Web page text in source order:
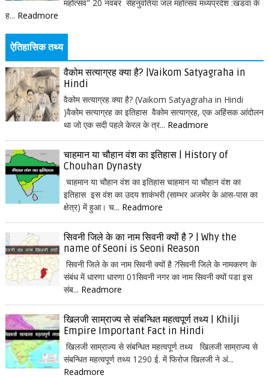
महोत्सव" 20 नवंबर सेहनुवंतिया जल महोत्सव मध्यप्रदेश :खंडवा के
ह... Readmore
ऐतिहासिक तथ्य
वैकोम सत्याग्रह क्या है? |Vaikom Satyagraha in
Hindi
वैकोम सत्याग्रह क्या है? (Vaikom Satyagraha in Hindi
)वैकोम सत्याग्रह का इतिहास वैकोम सत्याग्रह, एक अहिंसक आंदोलन
था जो एक सदी पहले केरल के त्र... Readmore
चाहमान या चौहान वंश का इतिहास | History of
Chouhan Dynasty
चाहमान या चौहान वंश का इतिहास चाहमान या चौहान वंश का
इतिहास इस वंश का उदय शाकंभरी (साम्भर अजमेर के आस-पास का
क्षेत्र) में हुआ। च... Readmore
सिवनी जिले के का नाम सिवनी क्यों है ? | Why the
name of Seoni is Seoni Reason
सिवनी जिले के का नाम सिवनी क्यों है ?सिवनी जिले के नामकरण के
संबंध में धारणा धारणा 01सिवनी नगर का नाम सिवनी क्यों पडा इस
संब... Readmore
खिलजी साम्राज्य से संबन्धित महत्वपूर्ण तथ्य | Khilji
Empire Important Fact in Hindi
खिलजी साम्राज्य से संबन्धित महत्वपूर्ण तथ्य खिलजी साम्राज्य से
संबन्धित महत्वपूर्ण तथ्य 1290 ई. में फिरोज खिलजी ने अं...
Readmore